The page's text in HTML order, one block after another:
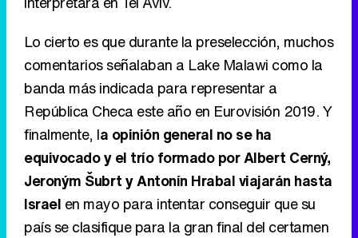
Lo cierto es que durante la preselección, muchos
comentarios señalaban a Lake Malawi como la
banda más indicada para representar a
República Checa este año en Eurovisión 2019. Y
finalmente, la opinión general no se ha
equivocado y el trío formado por Albert Cerný,
Jeroným Šubrt y Antonín Hrabal viajarán hasta
Israel en mayo para intentar conseguir que su
país se clasifique para la gran final del certamen